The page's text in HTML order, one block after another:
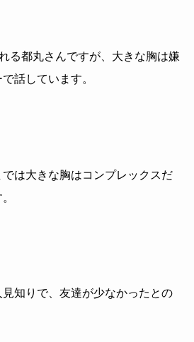
る都丸さんですが、大きな胸は嫌
話しています。
は大きな胸はコンプレックスだ
知りで、友達が少なかったとの